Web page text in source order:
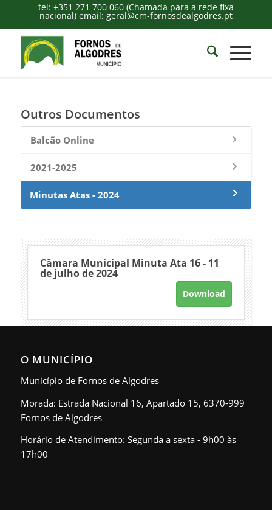
tel: +351 271 700 060 (Chamada para a rede fixa
nacional) email: geral@cm-fornosdealgodres.pt
Outros Documentos
Balcão Online
2021-2025
Minutas Atas - 2024
Câmara Municipal Minuta Ata 16 - 11
de julho de 2024
Download
O MUNICÍPIO
Município de Fornos de Algodres
Morada: Estrada Nacional 16, Apartado 15, 6370-999
Fornos de Algodres
Horário de Atendimento: Segunda a sexta - 9h00 às
17h00